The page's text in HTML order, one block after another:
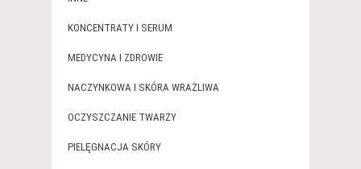
KONCENTRATY I SERUM
MEDYCYNA I ZDROWIE
NACZYNKOWA I SKÓRA WRAŻLIWA
OCZYSZCZANIE TWARZY
PIELĘGNACJA SKÓRY